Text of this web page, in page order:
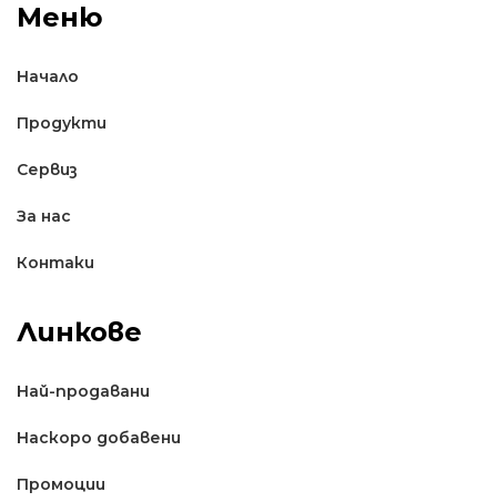
Меню
Начало
Продукти
Сервиз
За нас
Контаки
Линкове
Най-продавани
Наскоро добавени
Промоции